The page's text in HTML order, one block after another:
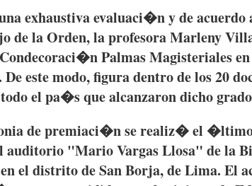
exhaustivaevaluaci�ny deacuerdo
de laOrden, laprofesoraMarleny
Condecoraci�nPalmasMagisteriales
Deestemodo,figuradentrode los 20
todoel pa�squealcanzarondichogrado
depremiaci�nserealiz�el
auditorio "Mario VargasLlosa" de la
el distritode SanBorja, de Lima. El